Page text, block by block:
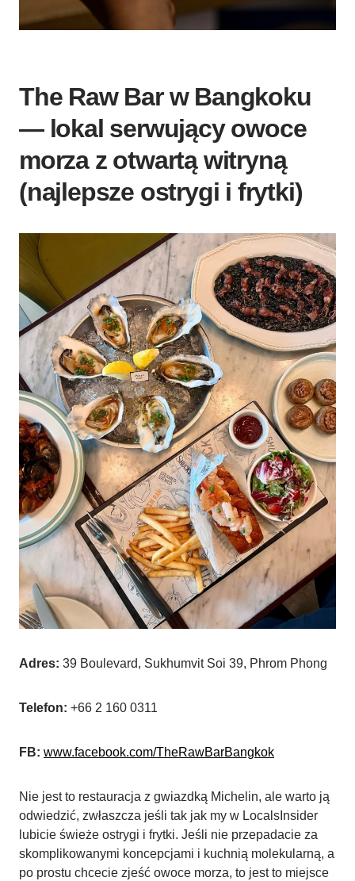
The Raw Bar w Bangkoku
— lokal serwujący owoce
morza z otwartą witryną
(najlepsze ostrygi i frytki)
Adres: 39 Boulevard, Sukhumvit Soi 39, Phrom Phong
Telefon: +66 2 160 0311
FB: www.facebook.com/TheRawBarBangkok
Nie jest to restauracja z gwiazdką Michelin, ale warto ją
odwiedzić, zwłaszcza jeśli tak jak my w LocalsInsider
lubicie świeże ostrygi i frytki. Jeśli nie przepadacie za
skomplikowanymi koncepcjami i kuchnią molekularną, a
po prostu chcecie zjeść owoce morza, to jest to miejsce